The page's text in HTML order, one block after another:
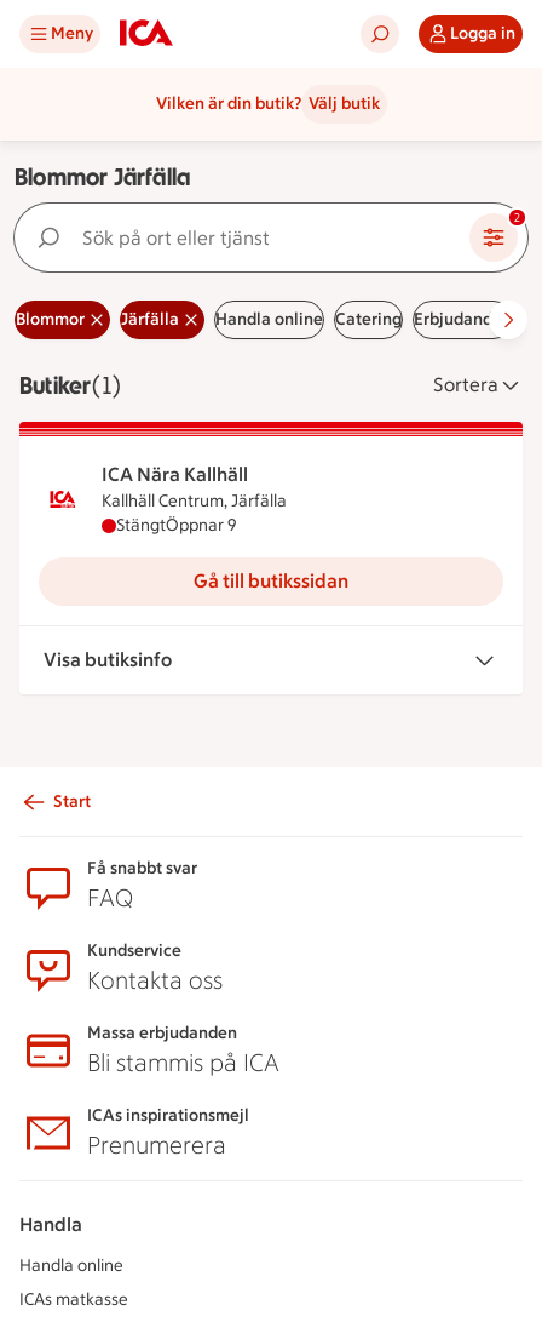
Meny Logga in
Vilken är din butik? Välj butik
Blommor Järfälla
Sök på ort eller tjänst 2
Blommor Järfälla Handla online Catering Erbjudanden
ButikerVisar 1 stycken
(1) Sortera
ICA Nära Kallhäll
Kallhäll Centrum, Järfälla
ICA Nära Kallhäll har stängt, öppnar klockan 9
StängtÖppnar 9
Gå till butikssidan
Visa butiksinfo
Start
Få snabbt svar
FAQ
Kundservice
Kontakta oss
Massa erbjudanden
Bli stammis på ICA
ICAs inspirationsmejl
Prenumerera
Handla
Handla online
ICAs matkasse